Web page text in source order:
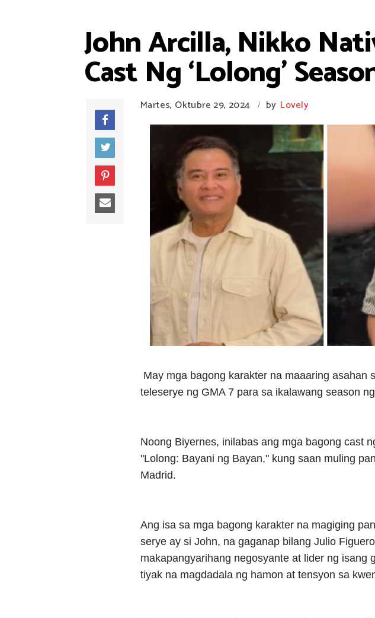
John Arcilla, Nikko
Cast Ng ‘Lolong’
Martes, Oktubre 29, 2024 / by Lovely
May mga bagong karakter na maaaring asahan
teleserye ng GMA 7 para sa ikalawang season ng
Noong Biyernes, inilabas ang mga bagong cast
"Lolong: Bayani ng Bayan," kung saan muling
Madrid.
Ang isa sa mga bagong karakter na magiging
serye ay si John, na gaganap bilang Julio
makapangyarihang negosyante at lider ng isang
tiyak na magdadala ng hamon at tensyon sa